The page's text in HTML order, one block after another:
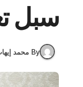
سبل
By محمد إيهاب